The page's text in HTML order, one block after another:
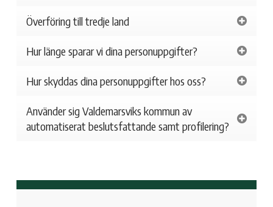
Överföring till tredje land
Hur länge sparar vi dina personuppgifter?
Hur skyddas dina personuppgifter hos oss?
Använder sig Valdemarsviks kommun av
automatiserat beslutsfattande samt profilering?